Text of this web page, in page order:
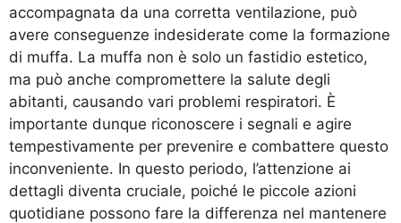
accompagnata da una corretta ventilazione, può
avere conseguenze indesiderate come la formazione
di muffa. La muffa non è solo un fastidio estetico,
ma può anche compromettere la salute degli
abitanti, causando vari problemi respiratori. È
importante dunque riconoscere i segnali e agire
tempestivamente per prevenire e combattere questo
inconveniente. In questo periodo, l’attenzione ai
dettagli diventa cruciale, poiché le piccole azioni
quotidiane possono fare la differenza nel mantenere